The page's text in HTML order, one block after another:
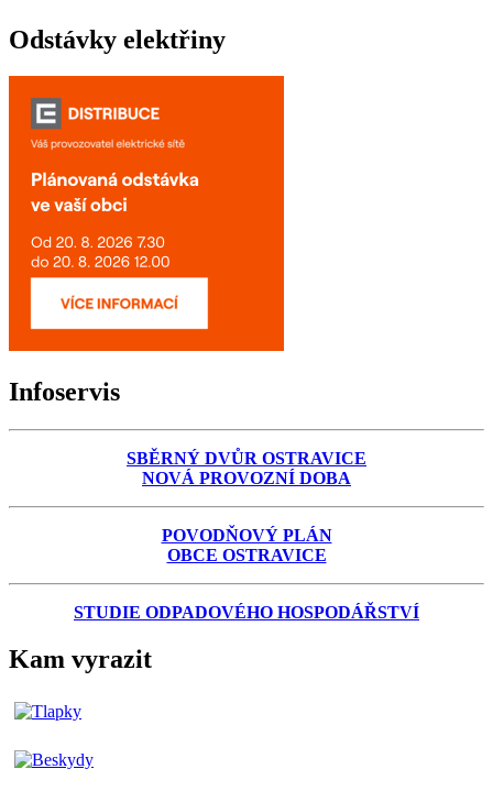
Odstávky elektřiny
Infoservis
SBĚRNÝ DVŮR OSTRAVICE
NOVÁ PROVOZNÍ DOBA
POVODŇOVÝ PLÁN
OBCE OSTRAVICE
STUDIE ODPADOVÉHO HOSPODÁŘSTVÍ
Kam vyrazit